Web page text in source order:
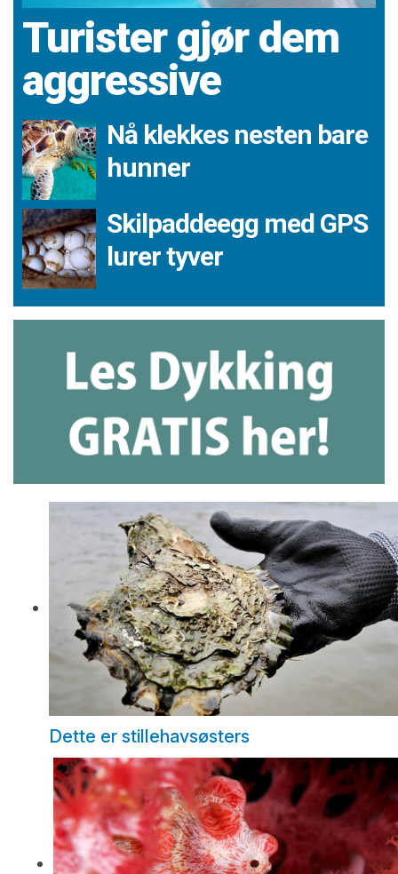
Turister gjør dem
aggressive
Nå klekkes nesten bare
hunner
Skilpaddeegg med GPS
lurer tyver
Dette er stillehavsøsters